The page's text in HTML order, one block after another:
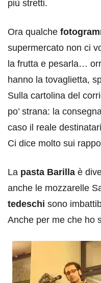
più stretti.
Ora qualche
supermercato non ci
la frutta e pesarla…
hanno la tovaglietta,
Sulla cartolina del
po’ strana: la
caso il reale
Ci dice molto sui
La pasta Barilla è
anche le mozzarelle
tedeschi sono
Anche per me che ho